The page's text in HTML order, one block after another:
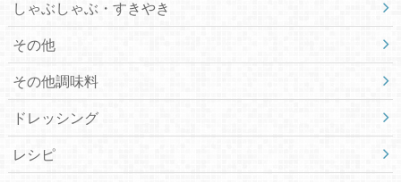
しゃぶしゃぶ・すきやき
その他
その他調味料
ドレッシング
レシピ